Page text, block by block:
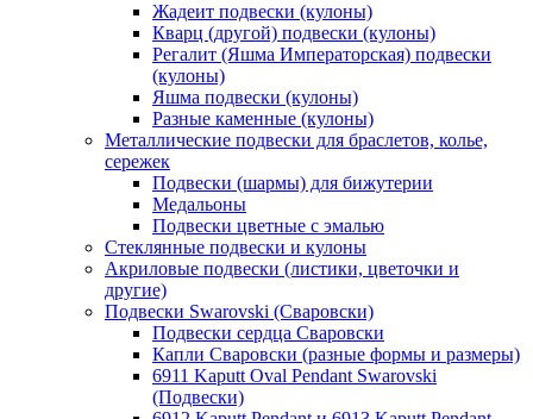
Жадеит подвески (кулоны)
Кварц (другой) подвески (кулоны)
Регалит (Яшма Императорская) подвески
(кулоны)
Яшма подвески (кулоны)
Разные каменные (кулоны)
Металлические подвески для браслетов, колье,
сережек
Подвески (шармы) для бижутерии
Медальоны
Подвески цветные с эмалью
Стеклянные подвески и кулоны
Акриловые подвески (листики, цветочки и
другие)
Подвески Swarovski (Сваровски)
Подвески сердца Сваровски
Капли Сваровски (разные формы и размеры)
6911 Kaputt Oval Pendant Swarovski
(Подвески)